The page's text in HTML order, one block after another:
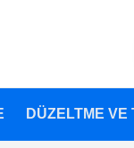
DÜZELTME VE